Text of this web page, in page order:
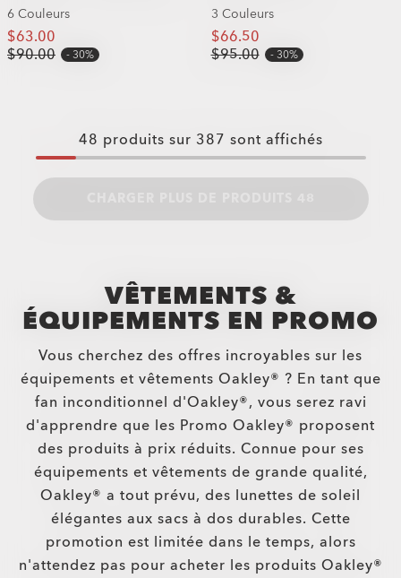
6 Couleurs
$63.00
$90.00
30%
3 Couleurs
$66.50
$95.00
30%
48 produits sur 387 sont affichés
VÊTEMENTS &
ÉQUIPEMENTS EN PROMO
Vous cherchez des offres incroyables sur les
équipements et vêtements Oakley® ? En tant que
fan inconditionnel d'Oakley®, vous serez ravi
d'apprendre que les Promo Oakley® proposent
des produits à prix réduits. Connue pour ses
équipements et vêtements de grande qualité,
Oakley® a tout prévu, des lunettes de soleil
élégantes aux sacs à dos durables. Cette
promotion est limitée dans le temps, alors
n'attendez pas pour acheter les produits Oakley®